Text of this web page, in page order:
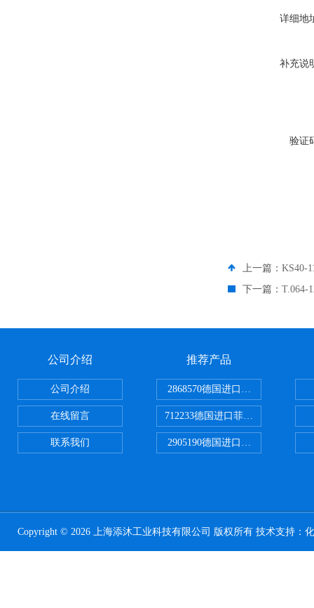
详细地
补充说
验证
上一篇： KS40-
下一篇： T.064-
公司介绍
公司介绍
在线留言
联系我们
推荐产品
2868570德国进口菲尼克斯电源
712233德国进口菲尼克斯断路器
2905190德国进口菲尼克斯继电器
Copyright © 2026 上海添沐工业科技有限公司 版权所有 技术支持：